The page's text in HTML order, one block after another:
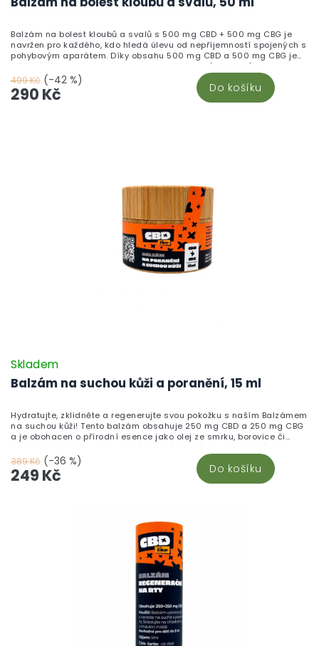
499 Kč (-42 %)
290 Kč Do košíku
Balzám na bolest kloubů a svalů s 500 mg CBD + 500 mg CBG je
navržen pro každého, kdo hledá úlevu od nepříjemností spojených s
pohybovým aparátem. Díky obsahu 500 mg CBD a 500 mg CBG je
ideální volbou pro regeneraci a uvolnění svalů a kloubů. Tento krém,
vyrobený z nejkvalitnějších ingrediencí přímo v České republice,
kombinuje přírodní esenciální oleje z jedle, smrku nebo borovice,
které mají zklidňující a osvěžující účinky. Bambusová dóza se
Balzám na suchou kůži a poranění, 15 ml
Skladem
389 Kč (-36 %)
249 Kč Do košíku
Hydratujte, zklidněte a regenerujte svou pokožku s naším Balzámem
na suchou kůži! Tento balzám obsahuje 250 mg CBD a 250 mg CBG
a je obohacen o přírodní esence jako olej ze smrku, borovice či
mumio, které podporují hojení drobných oděrek a hydratují suchou
a podrážděnou pokožku. Všechny suroviny, včetně nejkvalitnějších
ingrediencí, pochází z tuzemské výroby. Balzám stačí jemně
vmasírovat do postiženého místa a užít si jeho blahodárné účinky.